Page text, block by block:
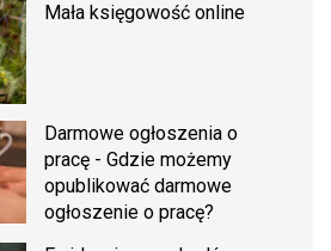
Mała księgowość online
Darmowe ogłoszenia o
pracę - Gdzie możemy
opublikować darmowe
ogłoszenie o pracę?